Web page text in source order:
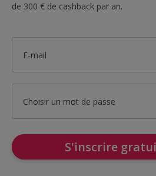
de 300 € de cashback par an.
E-mail
Choisir un mot de passe
S'inscrire